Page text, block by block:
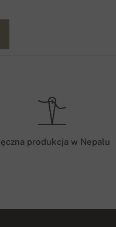
produkcja w Nepalu